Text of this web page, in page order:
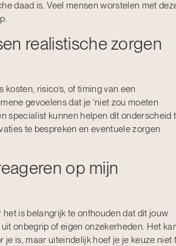
daad is. Veel mensen worstelen met
realistische zorgen
risico’s, of timing van een
gevoelens dat je ‘niet zou moeten
specialist kunnen helpen dit onderscheid
te bespreken en eventuele zorgen
op mijn
is belangrijk te onthouden dat dit jouw
onbegrip of eigen onzekerheden. Het
is, maar uiteindelijk hoef je je keuze niet